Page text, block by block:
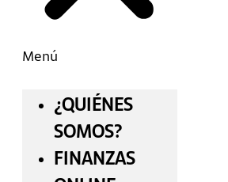
Menú
¿QUIÉNES
SOMOS?
FINANZAS